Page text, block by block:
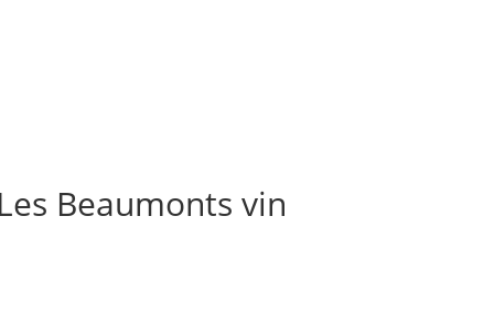
Beaumonts vin